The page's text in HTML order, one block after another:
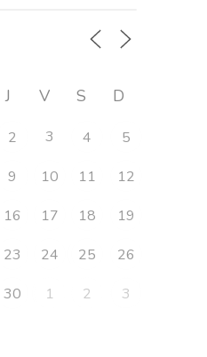
J V S D
2 3 4
5
9 10 11
12
16 17 18
19
23 24 25
26
30 1 2 3